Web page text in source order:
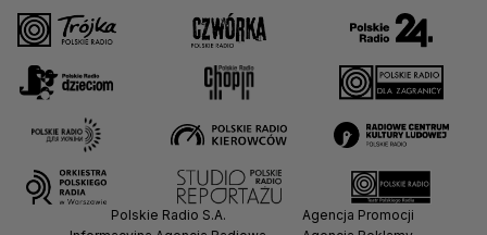
Polskie Radio S.A.
Agencja Promocji